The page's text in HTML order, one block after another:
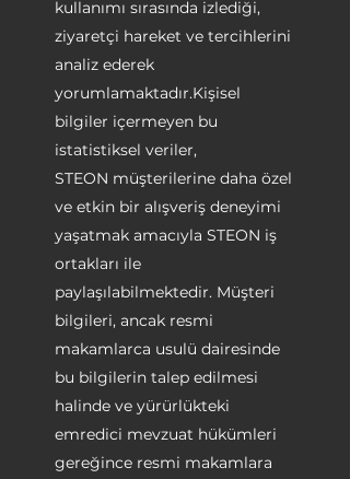
kullanımı sırasında izlediği,
ziyaretçi hareket ve tercihlerini
analiz ederek
yorumlamaktadır.Kişisel
bilgiler içermeyen bu
istatistiksel veriler,
STEON müşterilerine daha özel
ve etkin bir alışveriş deneyimi
yaşatmak amacıyla STEON iş
ortakları ile
paylaşılabilmektedir. Müşteri
bilgileri, ancak resmi
makamlarca usulü dairesinde
bu bilgilerin talep edilmesi
halinde ve yürürlükteki
emredici mevzuat hükümleri
gereğince resmi makamlara